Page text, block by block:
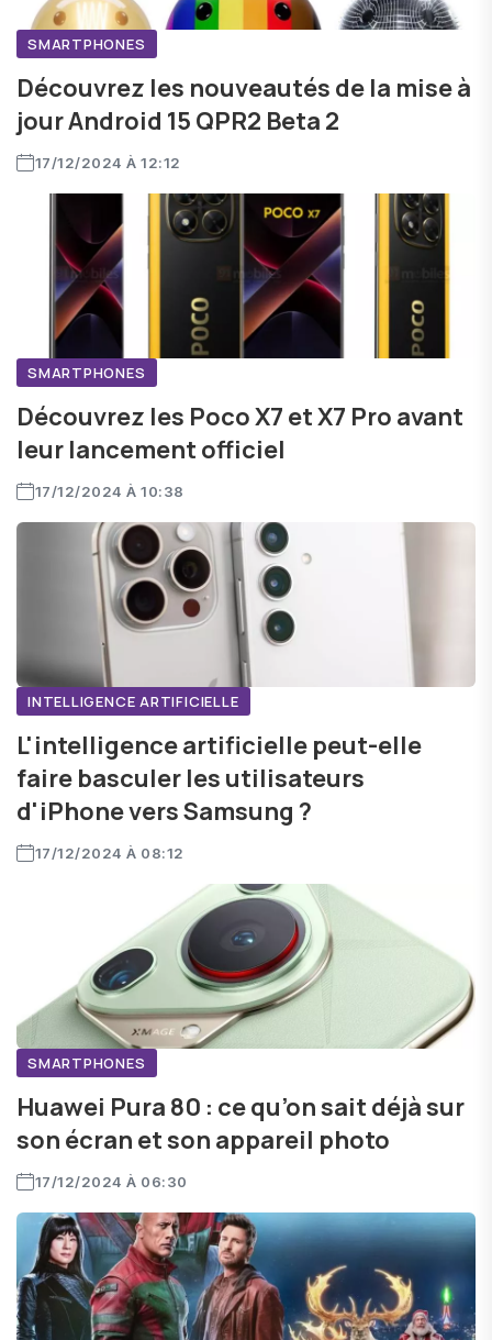
SMARTPHONES
Découvrez les nouveautés de la mise à
jour Android 15 QPR2 Beta 2
17/12/2024 À 12:12
SMARTPHONES
Découvrez les Poco X7 et X7 Pro avant
leur lancement officiel
17/12/2024 À 10:38
INTELLIGENCE ARTIFICIELLE
L'intelligence artificielle peut-elle
faire basculer les utilisateurs
d'iPhone vers Samsung ?
17/12/2024 À 08:12
SMARTPHONES
Huawei Pura 80 : ce qu’on sait déjà sur
son écran et son appareil photo
17/12/2024 À 06:30